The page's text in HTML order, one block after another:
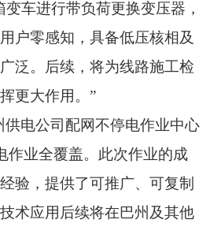
车进行带负荷更换变压器，
用户零感知， 具备低压核相及
泛。 后续， 将为线路施工检
更大作用。 ”
供电公司配网不停电作业中心
业全覆盖。 此次作业的成
验， 提供了可推广、 可复制
术应用后续将在巴州及其他